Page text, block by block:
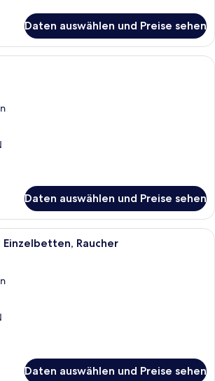
Daten auswählen und Preise sehen
Ein Hotelzimmer mit Bett,
Daten auswählen und Preise sehen
Ein Hotelzimmer mit zwei Betten,
Raucher
Daten auswählen und Preise sehen